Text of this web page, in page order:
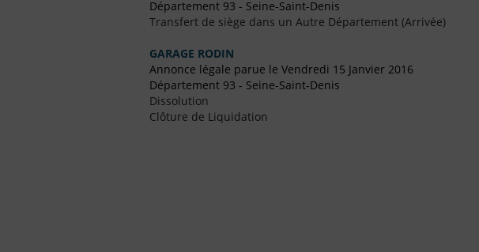
Département 93 - Seine-Saint-Denis
Transfert de siège dans un Autre Département (Arrivée)
GARAGE RODIN
Annonce légale parue le Vendredi 15 Janvier 2016
Département 93 - Seine-Saint-Denis
Dissolution
Clôture de Liquidation